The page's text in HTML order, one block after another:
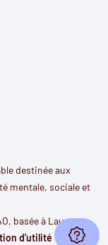
destinée aux
mentale, sociale et
, basée à Lausanne.
d'utilité